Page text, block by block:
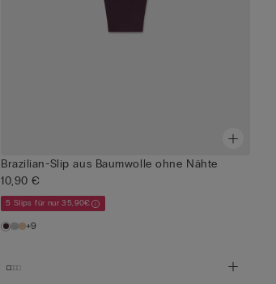
Brazilian-Slip aus Baumwolle ohne Nähte
10,90 €
5 Slips für nur 35,90€
+9